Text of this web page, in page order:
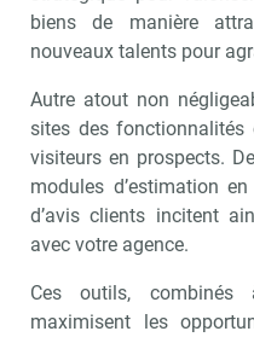
biens de manière
nouveaux talents pour
Autre atout non
sites des fonctionnalités
visiteurs en prospects.
modules d’estimation
d’avis clients incitent
avec votre agence.
Ces outils, combinés
maximisent les